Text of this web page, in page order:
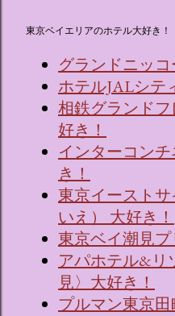
東京ベイエリアのホテル大好き！
グランドニッコ
ホテルJALシテ
相鉄グランド
好き！
インターコン
き！
東京イースト
いえ） 大好き！
東京ベイ潮見プ
アパホテル&リ
見〉大好き！
プルマン東京田